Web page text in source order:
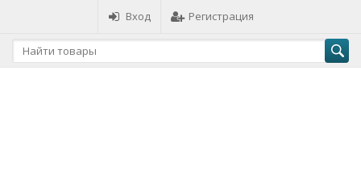
Вход Регистрация